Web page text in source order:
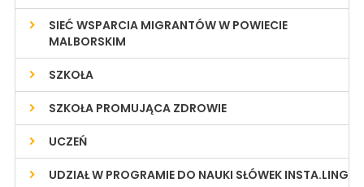
SIEĆ WSPARCIA MIGRANTÓW W POWIECIE
MALBORSKIM
SZKOŁA
SZKOŁA PROMUJĄCA ZDROWIE
UCZEŃ
UDZIAŁ W PROGRAMIE DO NAUKI SŁÓWEK INSTA.LING